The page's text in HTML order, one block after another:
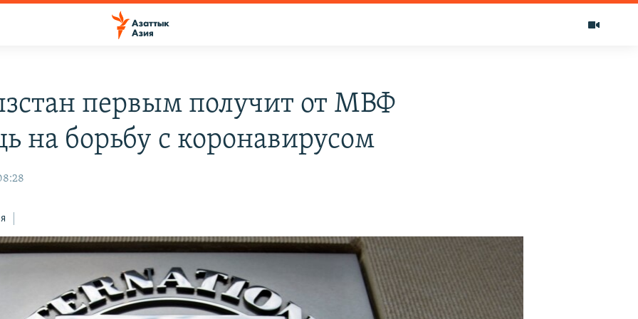
первым получит от МВФ
на борьбу с коронавирусом